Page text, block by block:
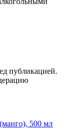
публикацией.